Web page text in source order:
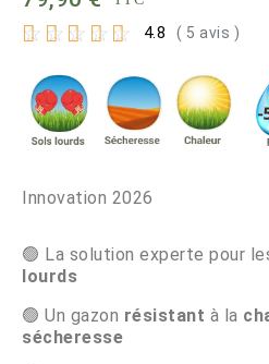
☆ ☆ ☆ ☆ ☆ 4.8 ( 5 avis )
Innovation 2026
🟢 La solution experte pour
lourds
🟢 Un gazon résistant à la
sécheresse